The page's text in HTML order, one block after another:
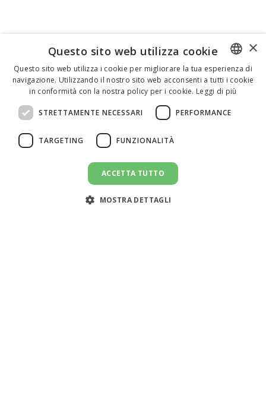
ENGLISH
×
Questo sito web utilizza cookie
Questo sito web utilizza i cookie per migliorare la tua esperienza di
navigazione. Utilizzando il nostro sito web acconsenti a tutti i cookie
in conformità con la nostra policy per i cookie. Leggi di più
STRETTAMENTE NECESSARI PERFORMANCE
TARGETING FUNZIONALITÀ
ACCETTA TUTTO
MOSTRA DETTAGLI